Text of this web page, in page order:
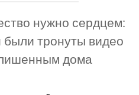
нужно сердцем:
тронуты видео
дома